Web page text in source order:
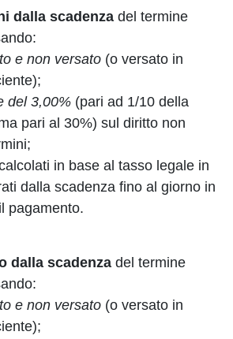
dalla scadenza del termine
e non versato (o versato in
del 3,00% (pari ad 1/10 della
pari al 30%) sul diritto non
in base al tasso legale in
dalla scadenza fino al giorno in
pagamento.
dalla scadenza del termine
e non versato (o versato in